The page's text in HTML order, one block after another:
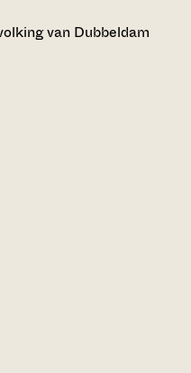
van Dubbeldam